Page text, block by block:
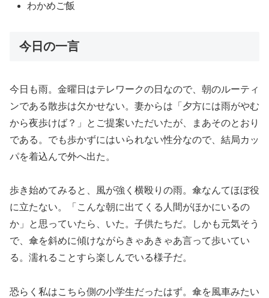
わかめご飯
今日の一言
今日も雨。金曜日はテレワークの日なので、朝のルーティ
ンである散歩は欠かせない。妻からは「夕方には雨がやむ
から夜歩けば？」とご提案いただいたが、まあそのとおり
である。でも歩かずにはいられない性分なので、結局カッ
パを着込んで外へ出た。
歩き始めてみると、風が強く横殴りの雨。傘なんてほぼ役
に立たない。「こんな朝に出てくる人間がほかにいるの
か」と思っていたら、いた。子供たちだ。しかも元気そう
で、傘を斜めに傾けながらきゃあきゃあ言って歩いてい
る。濡れることすら楽しんでいる様子だ。
恐らく私はこちら側の小学生だったはず。傘を風車みたい